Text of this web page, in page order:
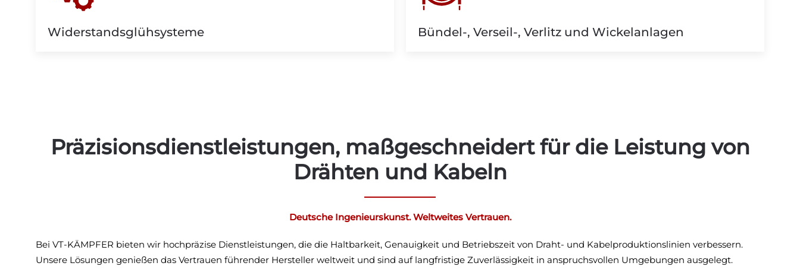
Widerstandsglühsysteme Bündel-, Verseil-, Verlitz und Wickelanlagen
Präzisionsdienstleistungen, maßgeschneidert für die Leistung von
Drähten und Kabeln
Deutsche Ingenieurskunst. Weltweites Vertrauen.
Bei VT-KÄMPFER bieten wir hochpräzise Dienstleistungen, die die Haltbarkeit, Genauigkeit und Betriebszeit von Draht- und Kabelproduktionslinien verbessern.
Unsere Lösungen genießen das Vertrauen führender Hersteller weltweit und sind auf langfristige Zuverlässigkeit in anspruchsvollen Umgebungen ausgelegt.